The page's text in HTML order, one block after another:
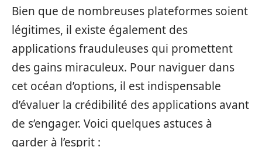
Bien que de nombreuses plateformes soient
légitimes, il existe également des
applications frauduleuses qui promettent
des gains miraculeux. Pour naviguer dans
cet océan d’options, il est indispensable
d’évaluer la crédibilité des applications avant
de s’engager. Voici quelques astuces à
garder à l’esprit :